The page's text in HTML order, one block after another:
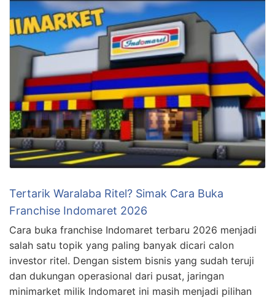
Tertarik Waralaba Ritel? Simak Cara Buka
Franchise Indomaret 2026
Cara buka franchise Indomaret terbaru 2026 menjadi
salah satu topik yang paling banyak dicari calon
investor ritel. Dengan sistem bisnis yang sudah teruji
dan dukungan operasional dari pusat, jaringan
minimarket milik Indomaret ini masih menjadi pilihan